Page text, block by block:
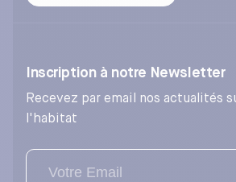
Inscription à notre Newsletter
Recevez par email nos actualités
l'habitat